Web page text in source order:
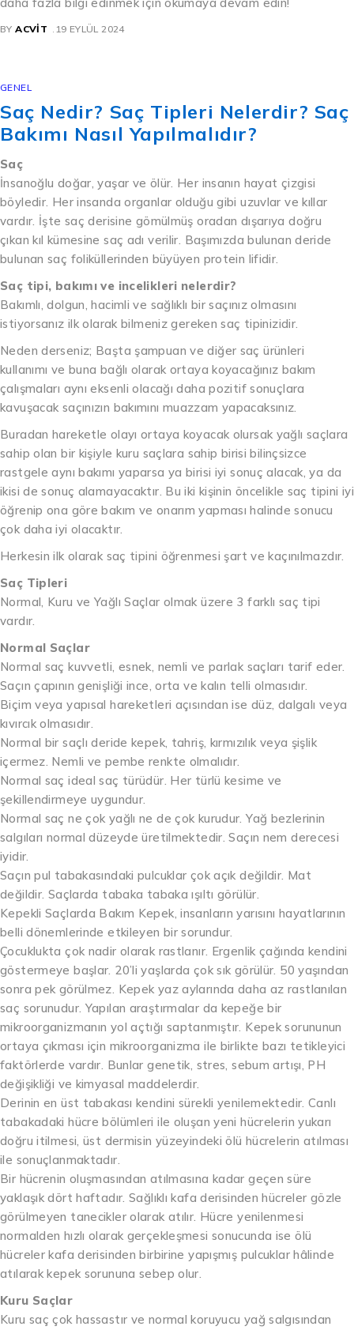
BY ACVIT 19 EYLÜL 2024
GENEL
Saç Nedir? Saç Tipleri Nelerdir? Saç
Bakımı Nasıl Yapılmalıdır?
Saç
İnsanoğlu doğar, yaşar ve ölür. Her insanın hayat çizgisi
böyledir. Her insanda organlar olduğu gibi uzuvlar ve kıllar
vardır. İşte saç derisine gömülmüş oradan dışarıya doğru
çıkan kıl kümesine saç adı verilir. Başımızda bulunan deride
bulunan saç foliküllerinden büyüyen protein lifidir.
Saç tipi, bakımı ve incelikleri nelerdir?
Bakımlı, dolgun, hacimli ve sağlıklı bir saçınız olmasını
istiyorsanız ilk olarak bilmeniz gereken saç tipinizidir.
Neden derseniz; Başta şampuan ve diğer saç ürünleri
kullanımı ve buna bağlı olarak ortaya koyacağınız bakım
çalışmaları aynı eksenli olacağı daha pozitif sonuçlara
kavuşacak saçınızın bakımını muazzam yapacaksınız.
Buradan hareketle olayı ortaya koyacak olursak yağlı saçlara
sahip olan bir kişiyle kuru saçlara sahip birisi bilinçsizce
rastgele aynı bakımı yaparsa ya birisi iyi sonuç alacak, ya da
ikisi de sonuç alamayacaktır. Bu iki kişinin öncelikle saç tipini iyi
öğrenip ona göre bakım ve onarım yapması halinde sonucu
çok daha iyi olacaktır.
Herkesin ilk olarak saç tipini öğrenmesi şart ve kaçınılmazdır.
Saç Tipleri
Normal, Kuru ve Yağlı Saçlar olmak üzere 3 farklı saç tipi
vardır.
Normal Saçlar
Normal saç kuvvetli, esnek, nemli ve parlak saçları tarif eder.
Saçın çapının genişliği ince, orta ve kalın telli olmasıdır.
Biçim veya yapısal hareketleri açısından ise düz, dalgalı veya
kıvırcık olmasıdır.
Normal bir saçlı deride kepek, tahriş, kırmızılık veya şişlik
içermez. Nemli ve pembe renkte olmalıdır.
Normal saç ideal saç türüdür. Her türlü kesime ve
şekillendirmeye uygundur.
Normal saç ne çok yağlı ne de çok kurudur. Yağ bezlerinin
salgıları normal düzeyde üretilmektedir. Saçın nem derecesi
iyidir.
Saçın pul tabakasındaki pulcuklar çok açık değildir. Mat
değildir. Saçlarda tabaka tabaka ışıltı görülür.
Kepekli Saçlarda Bakım Kepek, insanların yarısını hayatlarının
belli dönemlerinde etkileyen bir sorundur.
Çocuklukta çok nadir olarak rastlanır. Ergenlik çağında kendini
göstermeye başlar. 20’li yaşlarda çok sık görülür. 50 yaşından
sonra pek görülmez. Kepek yaz aylarında daha az rastlanılan
saç sorunudur. Yapılan araştırmalar da kepeğe bir
mikroorganizmanın yol açtığı saptanmıştır. Kepek sorununun
ortaya çıkması için mikroorganizma ile birlikte bazı tetikleyici
faktörlerde vardır. Bunlar genetik, stres, sebum artışı, PH
değişikliği ve kimyasal maddelerdir.
Derinin en üst tabakası kendini sürekli yenilemektedir. Canlı
tabakadaki hücre bölümleri ile oluşan yeni hücrelerin yukarı
doğru itilmesi, üst dermisin yüzeyindeki ölü hücrelerin atılması
ile sonuçlanmaktadır.
Bir hücrenin oluşmasından atılmasına kadar geçen süre
yaklaşık dört haftadır. Sağlıklı kafa derisinden hücreler gözle
görülmeyen tanecikler olarak atılır. Hücre yenilenmesi
normalden hızlı olarak gerçekleşmesi sonucunda ise ölü
hücreler kafa derisinden birbirine yapışmış pulcuklar hâlinde
atılarak kepek sorununa sebep olur.
Kuru Saçlar
Kuru saç çok hassastır ve normal koruyucu yağ salgısından